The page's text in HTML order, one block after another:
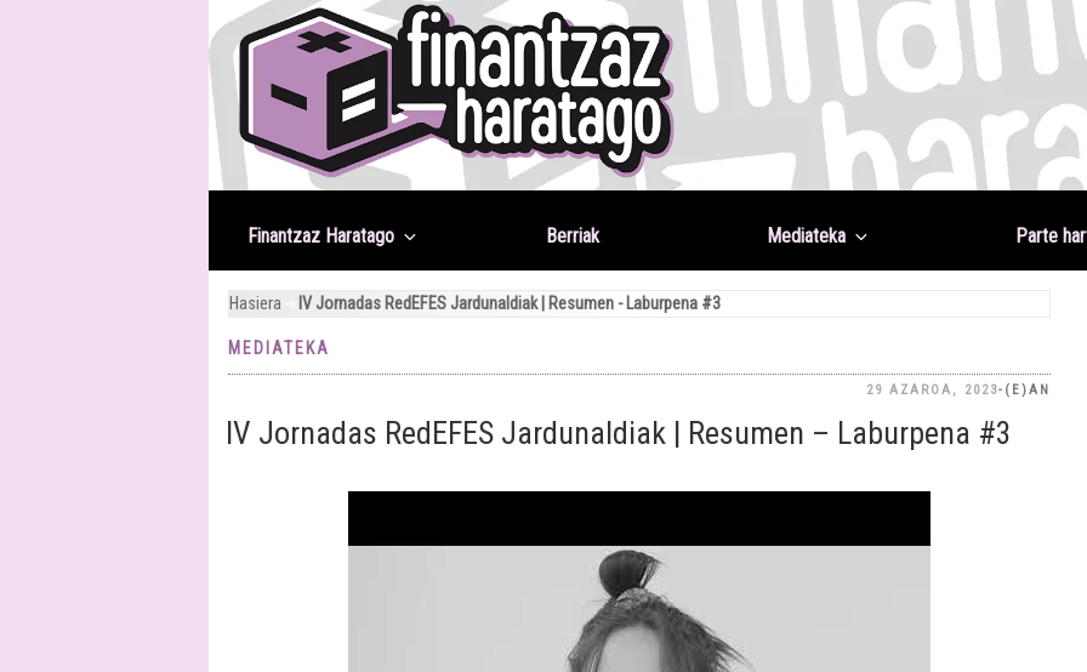
Joan
edukira
Finantzaz Haratago Berriak Mediateka Parte
Hasiera IV Jornadas RedEFES Jardunaldiak | Resumen - Laburpena #3
MEDIATEKA
29 AZAROA, 2023-(E)AN
IV Jornadas RedEFES Jardunaldiak | Resumen – Laburpena #3